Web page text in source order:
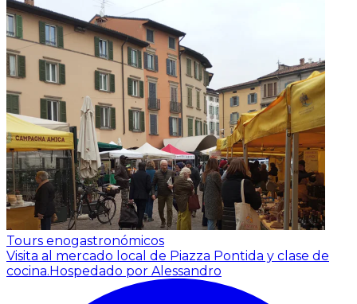
Tours enogastronómicos
Visita al mercado local de Piazza Pontida y clase de
cocina.Hospedado por Alessandro